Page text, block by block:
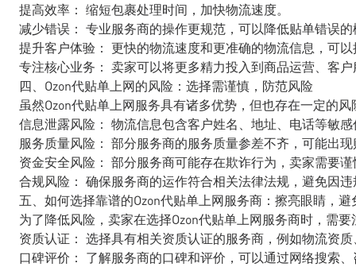
提高效率： 缩短包裹处理时间，加快物流速度。
减少错误： 专业服务商的操作更规范，可以降低贴单错误
提升客户体验： 更快的物流速度和更准确的物流信息，可
专注核心业务： 卖家可以将更多精力投入到商品运营、客
四、Ozon代贴单上网的风险：选择需谨慎，防范风险
虽然Ozon代贴单上网服务具有诸多优势，但也存在一定的
信息泄露风险： 物流信息包含客户姓名、地址、电话等敏
服务质量风险： 部分服务商的服务质量参差不齐，可能出
资金安全风险： 部分服务商可能存在欺诈行为，卖家需要
合规风险： 确保服务商的运作符合相关法律法规，避免因
五、如何选择靠谱的Ozon代贴单上网服务商：擦亮眼睛，避
为了降低风险，卖家在选择Ozon代贴单上网服务商时，需
资质认证： 选择具有相关资质认证的服务商，例如物流资
口碑评价： 了解服务商的口碑和评价，可以通过网络搜索